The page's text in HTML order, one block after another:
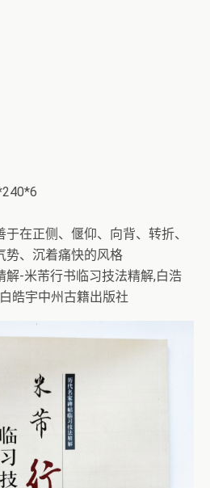
在正侧、偃仰、向背、转折、
势、沉着痛快的风格
解-米芾行书临习技法精解,白浩
皓宇中州古籍出版社